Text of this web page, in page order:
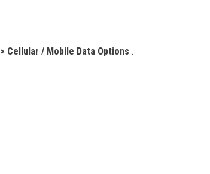
Cellular / Mobile Data Options .